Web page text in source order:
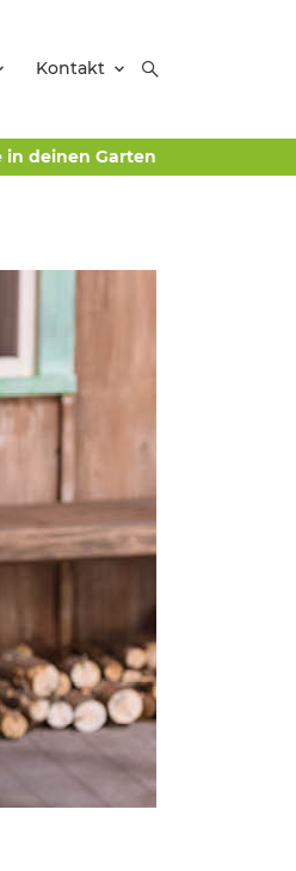
Kontakt
in deinen Garten